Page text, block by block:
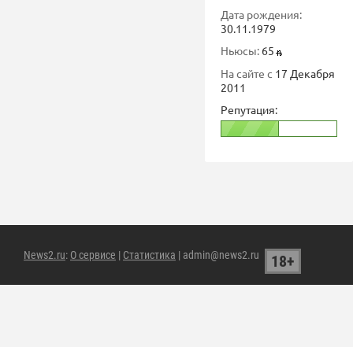
Дата рождения:
30.11.1979
Ньюсы: 65
На сайте с 17 Декабря
2011
Репутация:
News2.ru: О сервисе | Статистика | admin@news2.ru 18+